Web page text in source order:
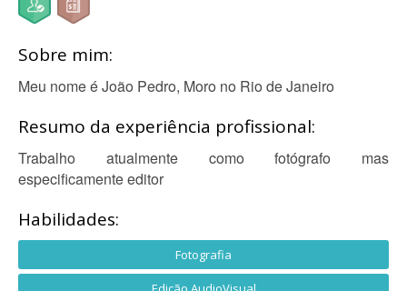
Sobre mim:
Meu nome é João Pedro, Moro no Rio de Janeiro
Resumo da experiência profissional:
Trabalho atualmente como fotógrafo mas
especificamente editor
Habilidades:
Fotografia